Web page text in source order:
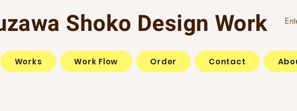
Shoko Design Work
Works Work Flow Order Contact